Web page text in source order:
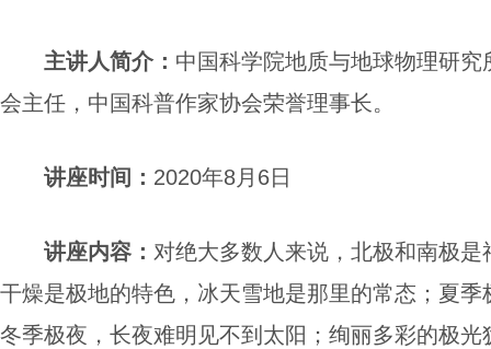
主讲人简介： 中国科学院地质与地球物理研
会主任，中国科普作家协会荣誉理事长。
讲座时间： 2020年8月6日
讲座内容 ： 对绝大多数人来说，北极和南极
干燥是极地的特色，冰天雪地是那里的常态；夏
冬季极夜，长夜难明见不到太阳；绚丽多彩的极